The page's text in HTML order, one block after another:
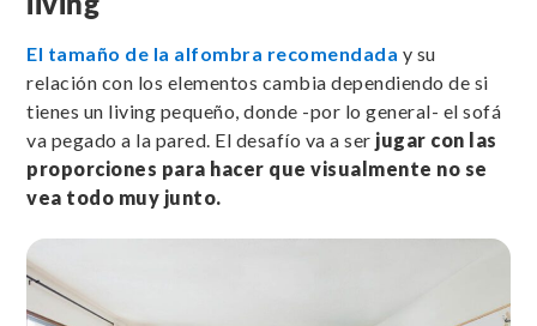
living
El tamaño de la alfombra recomendada y su
relación con los elementos cambia dependiendo de si
tienes un living pequeño, donde -por lo general- el sofá
va pegado a la pared. El desafío va a ser jugar con las
proporciones para hacer que visualmente no se
vea todo muy junto.